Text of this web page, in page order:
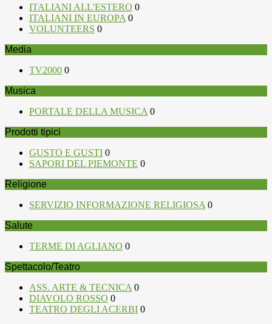
ITALIANI ALL'ESTERO 0
ITALIANI IN EUROPA 0
VOLUNTEERS 0
Media
TV2000 0
Musica
PORTALE DELLA MUSICA 0
Prodotti tipici
GUSTO E GUSTI 0
SAPORI DEL PIEMONTE 0
Religione
SERVIZIO INFORMAZIONE RELIGIOSA 0
Salute
TERME DI AGLIANO 0
Spettacolo/Teatro
ASS. ARTE & TECNICA 0
DIAVOLO ROSSO 0
TEATRO DEGLI ACERBI 0